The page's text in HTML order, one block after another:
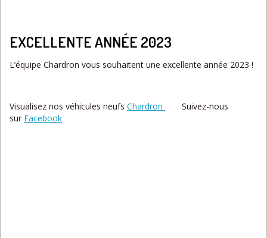
EXCELLENTE ANNÉE 2023
L’équipe Chardron vous souhaitent une excellente année 2023 !
Visualisez nos véhicules neufs Chardron
Suivez-nous
sur Facebook